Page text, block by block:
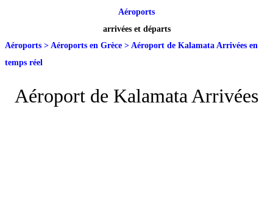
Aéroports
arrivées et départs
Aéroports > Aéroports en Grèce > Aéroport de Kalamata Arrivées en
temps réel
Aéroport de Kalamata Arrivées